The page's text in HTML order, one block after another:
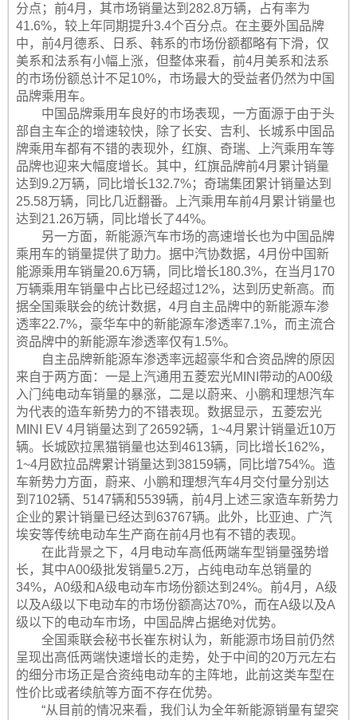
分点；前4月，其市场销量达到282.8万辆，占有率为
41.6%，较上年同期提升3.4个百分点。在主要外国品牌
中，前4月德系、日系、韩系的市场份额都略有下滑，仅
美系和法系有小幅上涨，但整体来看，前4月美系和法系
的市场份额总计不足10%，市场最大的受益者仍然为中国
品牌乘用车。
中国品牌乘用车良好的市场表现，一方面源于由于头
部自主车企的增速较快，除了长安、吉利、长城系中国品
牌乘用车都有不错的表现外，红旗、奇瑞、上汽乘用车等
品牌也迎来大幅度增长。其中，红旗品牌前4月累计销量
达到9.2万辆，同比增长132.7%；奇瑞集团累计销量达到
25.58万辆，同比几近翻番。上汽乘用车前4月累计销量也
达到21.26万辆，同比增长了44%。
另一方面，新能源汽车市场的高速增长也为中国品牌
乘用车的销量提供了助力。据中汽协数据，4月份中国新
能源乘用车销量20.6万辆，同比增长180.3%，在当月170
万辆乘用车销量中占比已经超过12%，达到历史新高。而
据全国乘联会的统计数据，4月自主品牌中的新能源车渗
透率22.7%，豪华车中的新能源车渗透率7.1%，而主流合
资品牌中的新能源车渗透率仅有1.5%。
自主品牌新能源车渗透率远超豪华和合资品牌的原因
来自于两方面：一是上汽通用五菱宏光MINI带动的A00级
入门纯电动车销量的暴涨，二是以蔚来、小鹏和理想汽车
为代表的造车新势力的不错表现。数据显示，五菱宏光
MINI EV 4月销量达到了26592辆，1~4月累计销量近10万
辆。长城欧拉黑猫销量也达到4613辆，同比增长162%，
1~4月欧拉品牌累计销量达到38159辆，同比增754%。造
车新势力方面，蔚来、小鹏和理想汽车4月交付量分别达
到7102辆、5147辆和5539辆，前4月上述三家造车新势力
企业的累计销量已经达到63767辆。此外，比亚迪、广汽
埃安等传统电动车生产商在前4月也有不错的表现。
在此背景之下，4月电动车高低两端车型销量强势增
长，其中A00级批发销量5.2万，占纯电动车总销量的
34%，A0级和A级电动车市场份额达到24%。前4月，A级
以及A级以下电动车的市场份额高达70%，而在A级以及A
级以下的电动车市场，中国品牌占据绝对优势。
全国乘联会秘书长崔东树认为，新能源市场目前仍然
呈现出高低两端快速增长的走势，处于中间的20万元左右
的细分市场正是合资纯电动车的主阵地，此前这类车型在
性价比或者续航等方面不存在优势。
“从目前的情况来看，我们认为全年新能源销量有望突